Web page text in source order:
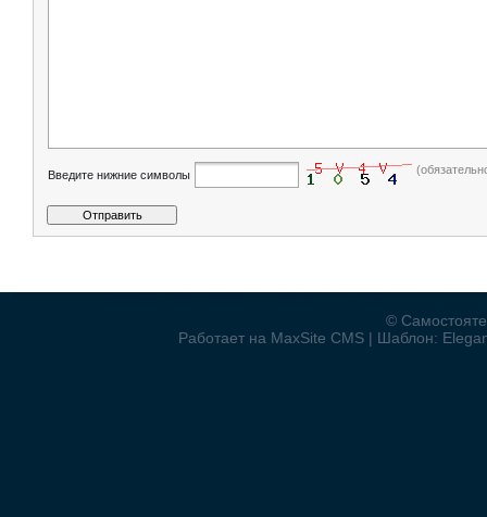
Введите нижние символы
©
Работает на MaxSite CMS | Шаблон: